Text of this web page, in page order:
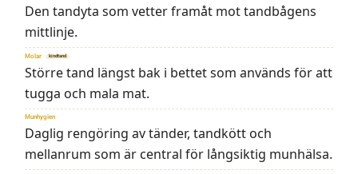
Den tandyta som vetter framåt mot tandbågens
mittlinje.
Molar kindtand
Större tand längst bak i bettet som används för att
tugga och mala mat.
Munhygien
Daglig rengöring av tänder, tandkött och
mellanrum som är central för långsiktig munhälsa.